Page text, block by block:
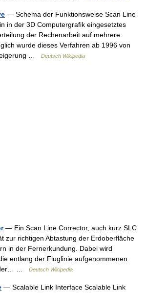
— Schema der Funktionsweise Scan Line
in der 3D Computergrafik eingesetztes
der Rechenarbeit auf mehrere
wurde dieses Verfahren ab 1996 von
…
Deutsch Wikipedia
— Ein Scan Line Corrector, auch kurz SLC
zur richtigen Abtastung der Erdoberfläche
in der Fernerkundung. Dabei wird
entlang der Fluglinie aufgenommenen
…
Deutsch Wikipedia
— Scalable Link Interface Scalable Link